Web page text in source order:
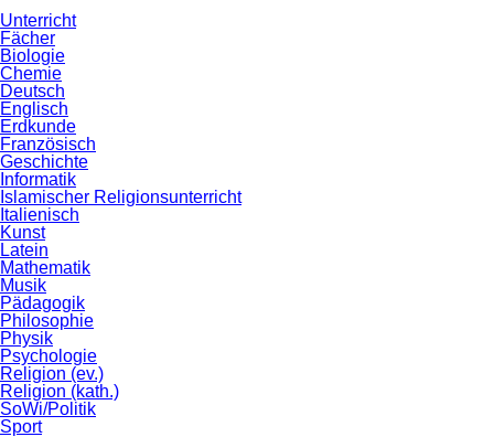
Unterricht
Fächer
Biologie
Chemie
Deutsch
Englisch
Erdkunde
Französisch
Geschichte
Informatik
Islamischer Religionsunterricht
Italienisch
Kunst
Latein
Mathematik
Musik
Pädagogik
Philosophie
Physik
Psychologie
Religion (ev.)
Religion (kath.)
SoWi/Politik
Sport